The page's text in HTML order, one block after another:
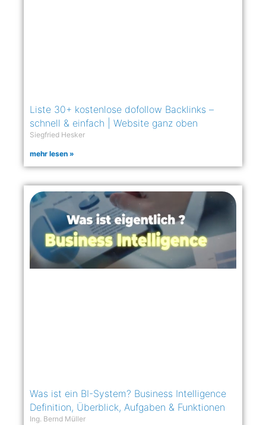
Liste 30+ kostenlose dofollow Backlinks –
schnell & einfach | Website ganz oben
Siegfried Hesker
mehr lesen »
Was ist ein BI-System? Business Intelligence
Definition, Überblick, Aufgaben & Funktionen
Ing. Bernd Müller